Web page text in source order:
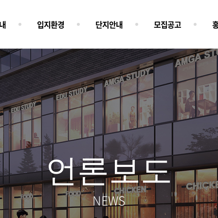
입지환경 단지안내 모집공고
언론보도
NEWS